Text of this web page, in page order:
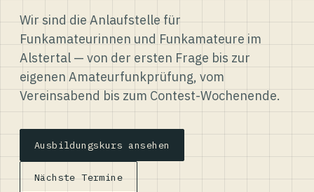
Wir sind die Anlaufstelle für
Funkamateurinnen und Funkamateure im
Alstertal — von der ersten Frage bis zur
eigenen Amateurfunkprüfung, vom
Vereinsabend bis zum Contest-Wochenende.
Ausbildungskurs ansehen
Nächste Termine